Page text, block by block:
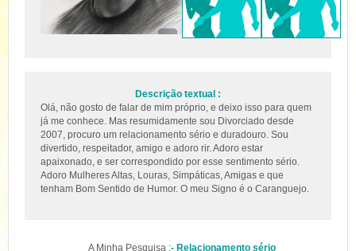
Descrição textual :
Olá, não gosto de falar de mim próprio, e deixo isso para quem
já me conhece. Mas resumidamente sou Divorciado desde
2007, procuro um relacionamento sério e duradouro. Sou
divertido, respeitador, amigo e adoro rir. Adoro estar
apaixonado, e ser correspondido por esse sentimento sério.
Adoro Mulheres Altas, Louras, Simpáticas, Amigas e que
tenham Bom Sentido de Humor. O meu Signo é o Caranguejo.
A Minha Pesquisa :- Relacionamento sério